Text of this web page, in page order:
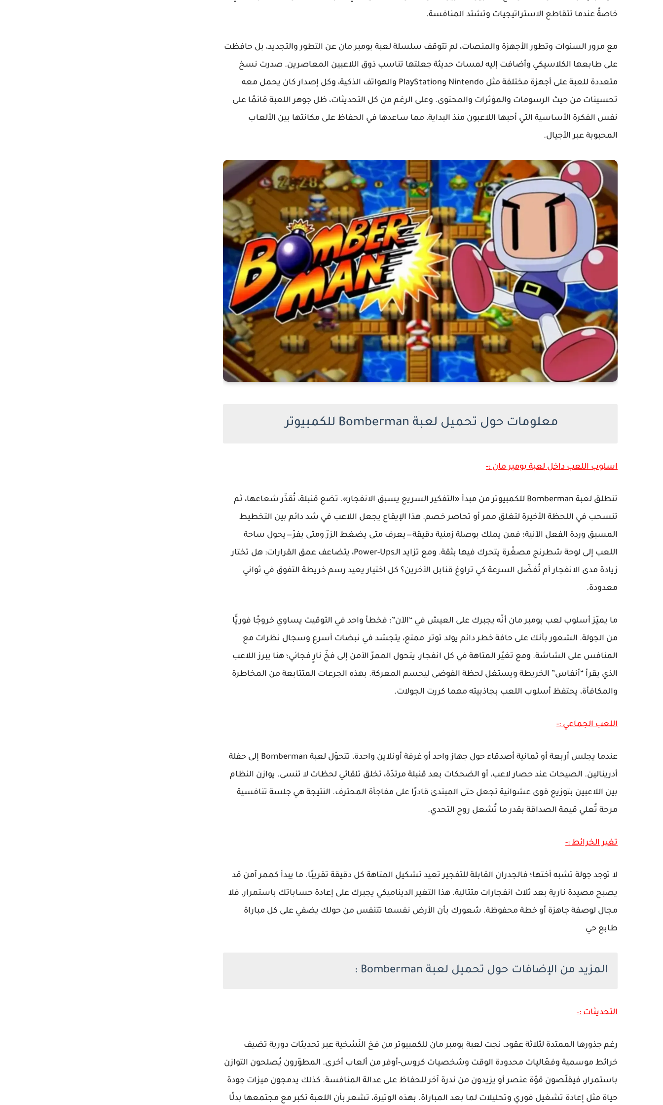
خاصةً عندما تتقاطع الاستراتيجيات وتشتد المنافسة.
مع مرور السنوات وتطور الأجهزة والمنصات، لم تتوقف سلسلة لعبة بومبر مان عن التطور والتجديد، بل حافظت
على طابعها الكلاسيكي وأضافت إليه لمسات حديثة جعلتها تناسب ذوق اللاعبين المعاصرين. صدرت نسخ
متعددة للعبة على أجهزة مختلفة مثل Nintendo وPlayStation والهواتف الذكية، وكل إصدار كان يحمل معه
تحسينات من حيث الرسومات والمؤثرات والمحتوى. وعلى الرغم من كل التحديثات، ظل جوهر اللعبة قائمًا على
نفس الفكرة الأساسية التي أحبها اللاعبون منذ البداية، مما ساعدها في الحفاظ على مكانتها بين الألعاب
المحبوبة عبر الأجيال.
معلومات حول تحميل لعبة Bomberman للكمبيوتر
اسلوب اللعب داخل لعبة بومبر مان :-
تنطلق لعبة Bomberman للكمبيوتر من مبدأ «التفكير السريع يسبق الانفجار». تضع قنبلة، تُقدِّر شعاعها، ثم
تنسحب في اللحظة الأخيرة لتغلق ممر أو تحاصر خصم. هذا الإيقاع يجعل اللاعب في شد دائم بين التخطيط
المسبق وردة الفعل الآنية؛ فمن يملك بوصلة زمنية دقيقة — يعرف متى يضغط الزرّ ومتى يفرّ — يحول ساحة
اللعب إلى لوحة شطرنج مصغّرة يتحرك فيها بثقة. ومع تزايد الـPower-Ups، يتضاعف عمق القرارات: هل تختار
زيادة مدى الانفجار أم تُفضّل السرعة كي تراوغ قنابل الآخرين؟ كل اختيار يعيد رسم خريطة التفوق في ثواني
معدودة.
ما يميّز أسلوب لعب بومبر مان أنّه يجبرك على العيش في “الآن”؛ فخطأ واحد في التوقيت يساوي خروجًا فوريًّا
من الجولة. الشعور بأنك على حافة خطر دائم يولد توتر ممتع، يتجسّد في نبضات أسرع وسجال نظرات مع
المنافس على الشاشة. ومع تغيّر المتاهة في كل انفجار، يتحول الممرّ الآمن إلى فخّ نارٍ فجائي؛ هنا يبرز اللاعب
الذي يقرأ “أنفاس” الخريطة ويستغل لحظة الفوضى ليحسم المعركة. بهذه الجرعات المتتابعة من المخاطرة
والمكافأة، يحتفظ أسلوب اللعب بجاذبيته مهما كررت الجولات.
اللعب الجماعي :-
عندما يجلس أربعة أو ثمانية أصدقاء حول جهاز واحد أو غرفة أونلاين واحدة، تتحوّل لعبة Bomberman إلى حفلة
أدرينالين. الصيحات عند حصار لاعب، أو الضحكات بعد قنبلة مرتدّة، تخلق تلقائي لحظات لا تنسى. يوازن النظام
بين اللاعبين بتوزيع قوى عشوائية تجعل حتى المبتدئ قادرًا على مفاجأة المحترف. النتيجة هي جلسة تنافسية
مرحة تُعلي قيمة الصداقة بقدر ما تُشعل روح التحدي.
تغير الخرائط :-
لا توجد جولة تشبه أختها؛ فالجدران القابلة للتفجير تعيد تشكيل المتاهة كل دقيقة تقريبًا. ما يبدأ كممر آمن قد
يصبح مصيدة نارية بعد ثلاث انفجارات متتالية. هذا التغير الديناميكي يجبرك على إعادة حساباتك باستمرار، فلا
مجال لوصفة جاهزة أو خطة محفوظة. شعورك بأن الأرض نفسها تتنفس من حولك يضفي على كل مباراة
طابع حي
المزيد من الإضافات حول تحميل لعبة Bomberman :
التحديثات :-
رغم جذورها الممتدة لثلاثة عقود، نجت لعبة بومبر مان للكمبيوتر من فخ النَسْخية عبر تحديثات دورية تضيف
خرائط موسمية وفعّاليات محدودة الوقت وشخصيات كروس-أوفر من ألعاب أخرى. المطوّرون يُصلحون التوازن
باستمرار، فيقلّصون قوّة عنصر أو يزيدون من ندرة آخر للحفاظ على عدالة المنافسة. كذلك يدمجون ميزات جودة
حياة مثل إعادة تشغيل فوري وتحليلات لما بعد المباراة. بهذه الوتيرة، تشعر بأن اللعبة تكبر مع مجتمعها بدلًا